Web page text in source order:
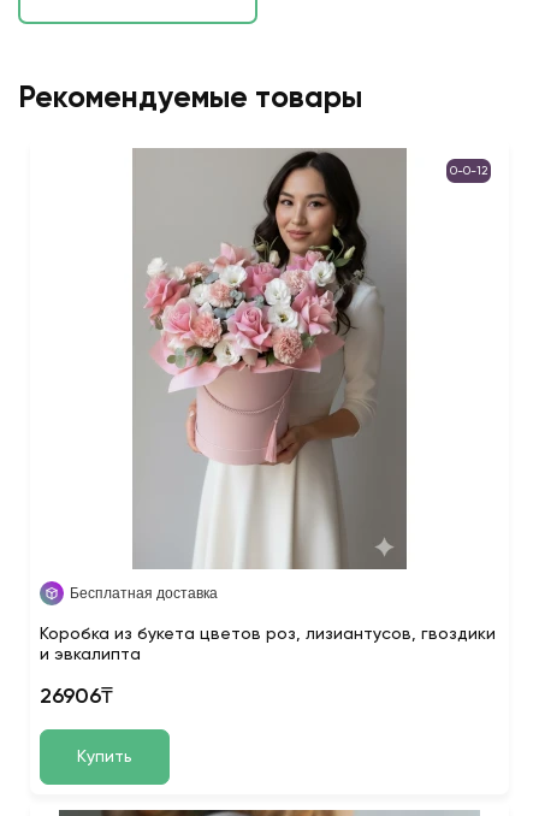
Рекомендуемые товары
0-0-12
Бесплатная доставка
Коробка из букета цветов роз, лизиантусов, гвоздики
и эвкалипта
26906₸
Купить